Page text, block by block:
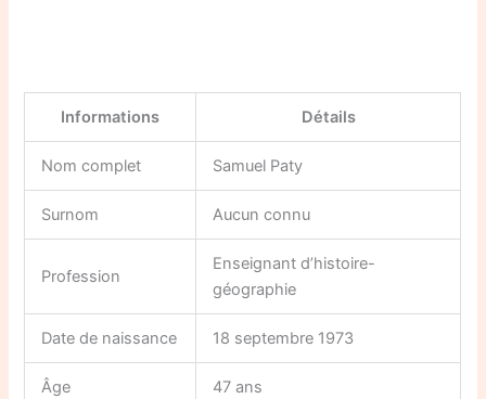
Informations Détails
Nom complet Samuel Paty
Surnom Aucun connu
Profession
Enseignant d’histoire-
géographie
Date de naissance 18 septembre 1973
Âge 47 ans